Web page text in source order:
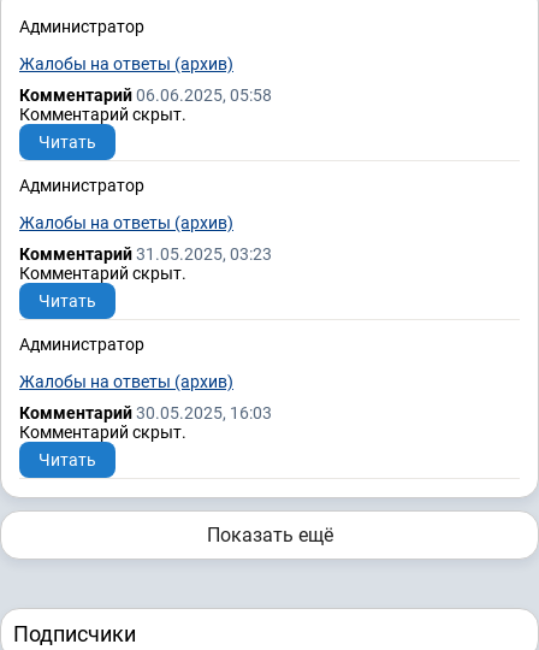
Администратор
Жалобы на ответы (архив)
Комментарий06.06.2025, 05:58
Комментарий скрыт.
Читать
Администратор
Жалобы на ответы (архив)
Комментарий31.05.2025, 03:23
Комментарий скрыт.
Читать
Администратор
Жалобы на ответы (архив)
Комментарий30.05.2025, 16:03
Комментарий скрыт.
Читать
Показать ещё
Подписчики